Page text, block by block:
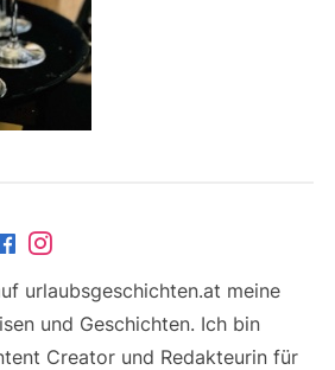
urlaubsgeschichten.at meine
und Geschichten. Ich bin
Creator und Redakteurin für